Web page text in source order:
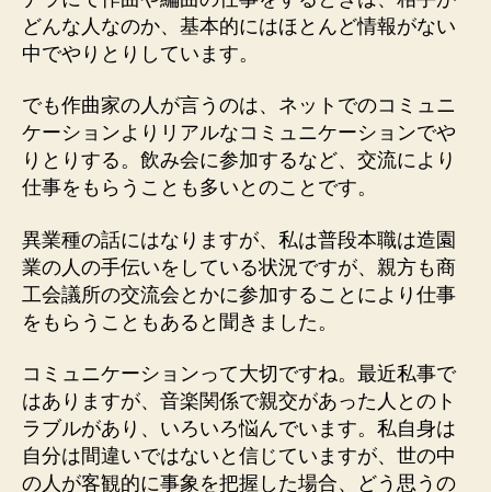
どんな人なのか、基本的にはほとんど情報がない
中でやりとりしています。
でも作曲家の人が言うのは、ネットでのコミュニ
ケーションよりリアルなコミュニケーションでや
りとりする。飲み会に参加するなど、交流により
仕事をもらうことも多いとのことです。
異業種の話にはなりますが、私は普段本職は造園
業の人の手伝いをしている状況ですが、親方も商
工会議所の交流会とかに参加することにより仕事
をもらうこともあると聞きました。
コミュニケーションって大切ですね。最近私事で
はありますが、音楽関係で親交があった人とのト
ラブルがあり、いろいろ悩んでいます。私自身は
自分は間違いではないと信じていますが、世の中
の人が客観的に事象を把握した場合、どう思うの